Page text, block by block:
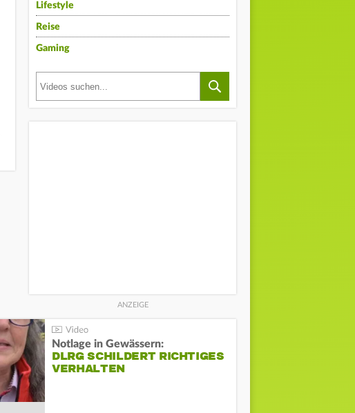
Lifestyle
Reise
Gaming
Notlage in Gewässern:
DLRG SCHILDERT RICHTIGES
VERHALTEN